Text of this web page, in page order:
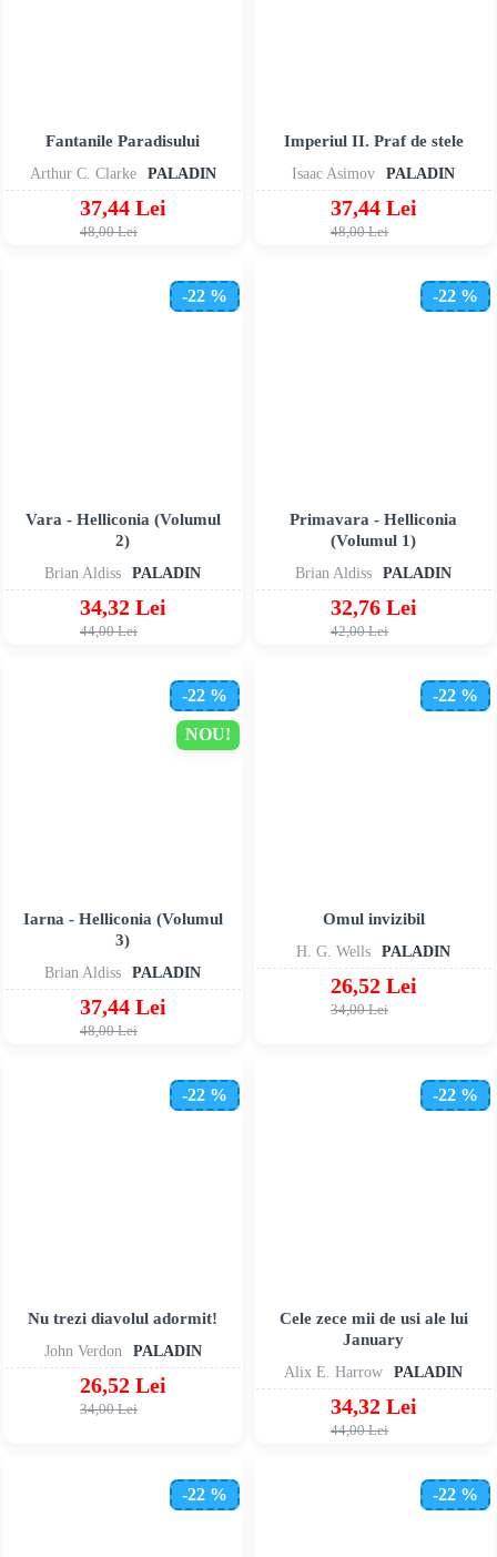
Arthur C. Clarke PALADIN
Fantanile Paradisului
37,44 Lei
48,00 Lei
Isaac Asimov PALADIN
Imperiul II. Praf de stele
37,44 Lei
48,00 Lei
-22 %
Brian Aldiss PALADIN
Vara - Helliconia (Volumul
2)
34,32 Lei
44,00 Lei
-22 %
Brian Aldiss PALADIN
Primavara - Helliconia
(Volumul 1)
32,76 Lei
42,00 Lei
NOU!
-22 %
Brian Aldiss PALADIN
Iarna - Helliconia (Volumul
3)
37,44 Lei
48,00 Lei
-22 %
H. G. Wells PALADIN
Omul invizibil
26,52 Lei
34,00 Lei
-22 %
John Verdon PALADIN
Nu trezi diavolul adormit!
26,52 Lei
34,00 Lei
-22 %
Alix E. Harrow PALADIN
Cele zece mii de usi ale lui
January
34,32 Lei
44,00 Lei
-22 % -22 %